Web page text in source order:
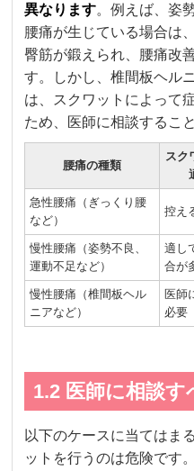
異なります。例えば、姿
腰痛が生じている場合は
臀筋が鍛えられ、腰痛改
す。しかし、椎間板ヘル
は、スクワットによって
ため、医師に相談するこ
腰痛の種類
スク
急性腰痛（ぎっくり腰
など）
控え
慢性腰痛（姿勢不良、
運動不足など）
適し
合が
慢性腰痛（椎間板ヘル
ニアなど）
医師
必要
1.2 医師に相談す
以下のケースに当てはま
ットを行うのは危険です